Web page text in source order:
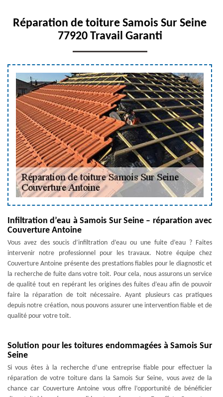
Réparation de toiture Samois Sur Seine
77920 Travail Garanti
Infiltration d’eau à Samois Sur Seine – réparation avec
Couverture Antoine
Vous avez des soucis d’infiltration d’eau ou une fuite d’eau ? Faites
intervenir notre professionnel pour les travaux. Notre équipe chez
Couverture Antoine présente des prestations fiables pour le diagnostic et
la recherche de fuite dans votre toit. Pour cela, nous assurons un service
de qualité tout en repérant les origines des fuites d’eau afin de pouvoir
faire la réparation de toit nécessaire. Ayant plusieurs cas pratiques
depuis notre création, nous pouvons assurer une intervention fiable et de
qualité pour votre toit.
Solution pour les toitures endommagées à Samois Sur
Seine
Si vous êtes à la recherche d’une entreprise fiable pour effectuer la
réparation de votre toiture dans la Samois Sur Seine, vous avez de la
chance car Couverture Antoine vous offre l’opportunité de bénéficier